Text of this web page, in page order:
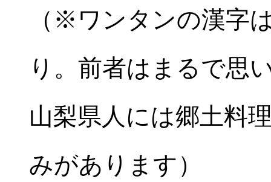
（※ワンタンの漢字
り。前者はまるで思
山梨県人には郷土料
みがあります）